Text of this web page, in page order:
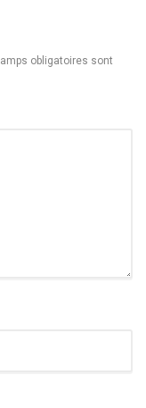
obligatoires sont